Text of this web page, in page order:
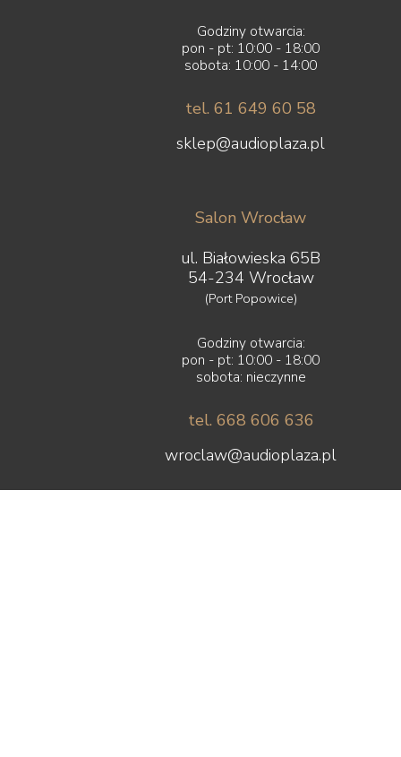
Godziny otwarcia:
pon - pt: 10:00 - 18:00
sobota: 10:00 - 14:00
tel. 61 649 60 58
sklep@audioplaza.pl
Salon Wrocław
ul. Białowieska 65B
54-234 Wrocław
(Port Popowice)
Godziny otwarcia:
pon - pt: 10:00 - 18:00
sobota: nieczynne
tel. 668 606 636
wroclaw@audioplaza.pl